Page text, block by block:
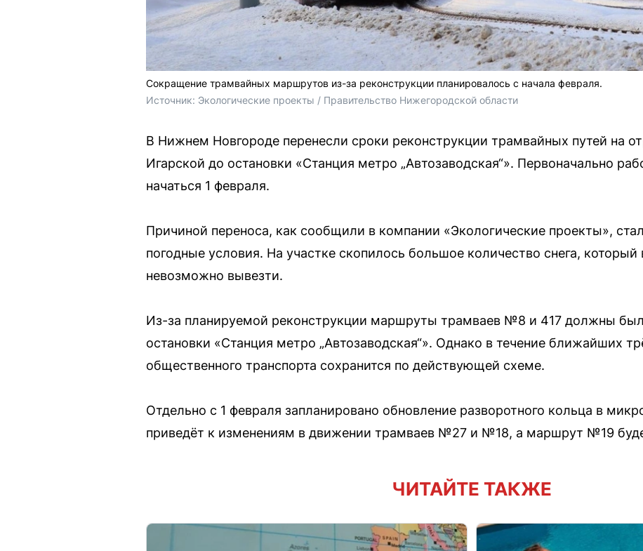
Сокращение трамвайных маршрутов из-за реконструкции планировалось с начала февраля.
Источник: Экологические проекты / Правительство Нижегородской области
В Нижнем Новгороде перенесли сроки реконструкции трамвайных путей на
Игарской до остановки «Станция метро „Автозаводская“». Первоначально
начаться 1 февраля.
Причиной переноса, как сообщили в компании «Экологические проекты»,
погодные условия. На участке скопилось большое количество снега,
невозможно вывезти.
Из-за планируемой реконструкции маршруты трамваев №8 и 417 должны
остановки «Станция метро „Автозаводская“». Однако в течение ближайших
общественного транспорта сохранится по действующей схеме.
Отдельно с 1 февраля запланировано обновление разворотного кольца в
приведёт к изменениям в движении трамваев №27 и №18, а маршрут №19
ЧИТАЙТЕ ТАКЖЕ